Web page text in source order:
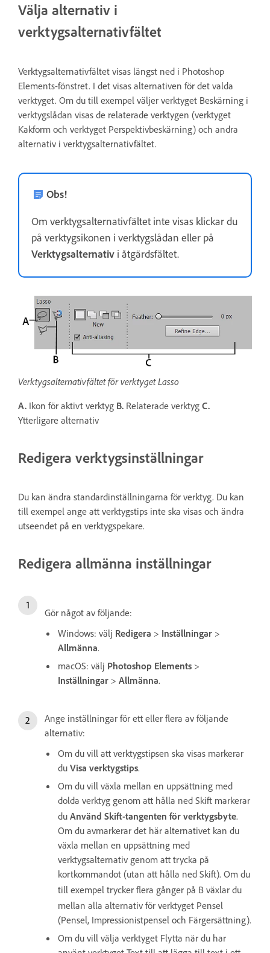
Välja alternativ i
verktygsalternativfältet
Verktygsalternativfältet visas längst ned i Photoshop
Elements-fönstret. I det visas alternativen för det valda
verktyget. Om du till exempel väljer verktyget Beskärning i
verktygslådan visas de relaterade verktygen (verktyget
Kakform och verktyget Perspektivbeskärning) och andra
alternativ i verktygsalternativfältet.
Obs!
Om verktygsalternativfältet inte visas klickar du
på verktygsikonen i verktygslådan eller på
Verktygsalternativ i åtgärdsfältet.
Verktygsalternativfältet för verktyget Lasso
A. Ikon för aktivt verktyg B. Relaterade verktyg C.
Ytterligare alternativ
Redigera verktygsinställningar
Du kan ändra standardinställningarna för verktyg. Du kan
till exempel ange att verktygstips inte ska visas och ändra
utseendet på en verktygspekare.
Redigera allmänna inställningar
Gör något av följande:
Windows: välj Redigera > Inställningar >
Allmänna.
macOS: välj Photoshop Elements >
Inställningar > Allmänna.
Ange inställningar för ett eller flera av följande
alternativ:
Om du vill att verktygstipsen ska visas markerar
du Visa verktygstips.
Om du vill växla mellan en uppsättning med
dolda verktyg genom att hålla ned Skift markerar
du Använd Skift-tangenten för verktygsbyte.
Om du avmarkerar det här alternativet kan du
växla mellan en uppsättning med
verktygsalternativ genom att trycka på
kortkommandot (utan att hålla ned Skift). Om du
till exempel trycker flera gånger på B växlar du
mellan alla alternativ för verktyget Pensel
(Pensel, Impressionistpensel och Färgersättning).
Om du vill välja verktyget Flytta när du har